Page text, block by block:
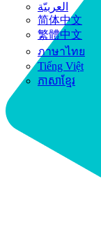
العربيّة
简体中文
繁體中文
ภาษาไทย
Tiếng Việt
ភាសាខ្មែរ